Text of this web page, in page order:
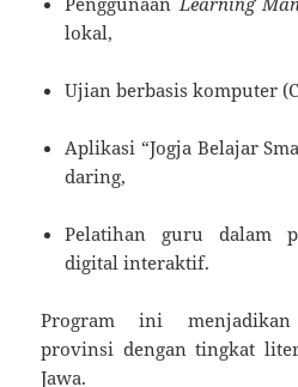
lokal,
Ujian berbasis komputer
Aplikasi “Jogja Belajar
daring,
Pelatihan guru dalam
digital interaktif.
Program ini menjadikan
provinsi dengan tingkat
Jawa.